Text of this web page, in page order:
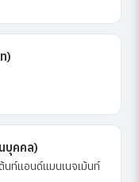
)
บุคคล)
นท์แอนด์แมนเนจเม้นท์